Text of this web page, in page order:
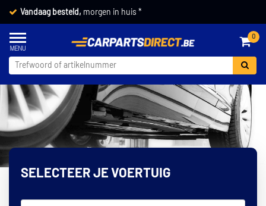
Vandaag besteld, morgen in huis *
0
SELECTEER JE VOERTUIG